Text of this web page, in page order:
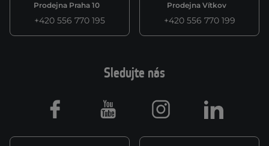
Prodejna Praha 10
+420 556 770 195
Prodejna Vítkov
+420 556 770 199
Sledujte nás
Facebook Youtube Instagram LinkedIn